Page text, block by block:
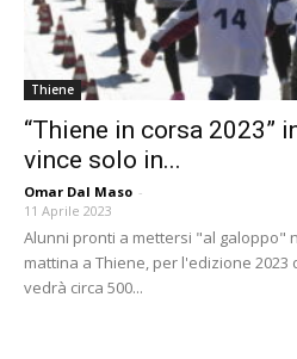
Thiene
“Thiene in corsa 2023”
vince solo in...
Omar Dal Maso -
11 Aprile 2023
Alunni pronti a mettersi "al galoppo"
mattina a Thiene, per l'edizione 2023
vedrà circa 500...